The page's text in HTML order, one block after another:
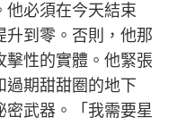
他必須在今天結束
升到零。否則，他那
性的實體。他緊張
過期甜甜圈的地下
密武器。「我需要星